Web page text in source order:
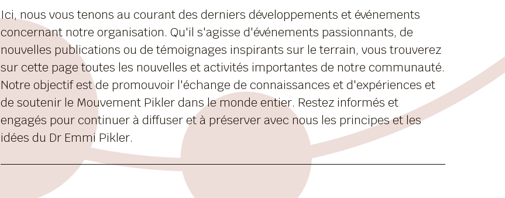
Ici, nous vous tenons au courant des derniers développements et événements
concernant notre organisation. Qu'il s'agisse d'événements passionnants, de
nouvelles publications ou de témoignages inspirants sur le terrain, vous trouverez
sur cette page toutes les nouvelles et activités importantes de notre communauté.
Notre objectif est de promouvoir l'échange de connaissances et d'expériences et
de soutenir le Mouvement Pikler dans le monde entier. Restez informés et
engagés pour continuer à diffuser et à préserver avec nous les principes et les
idées du Dr Emmi Pikler.